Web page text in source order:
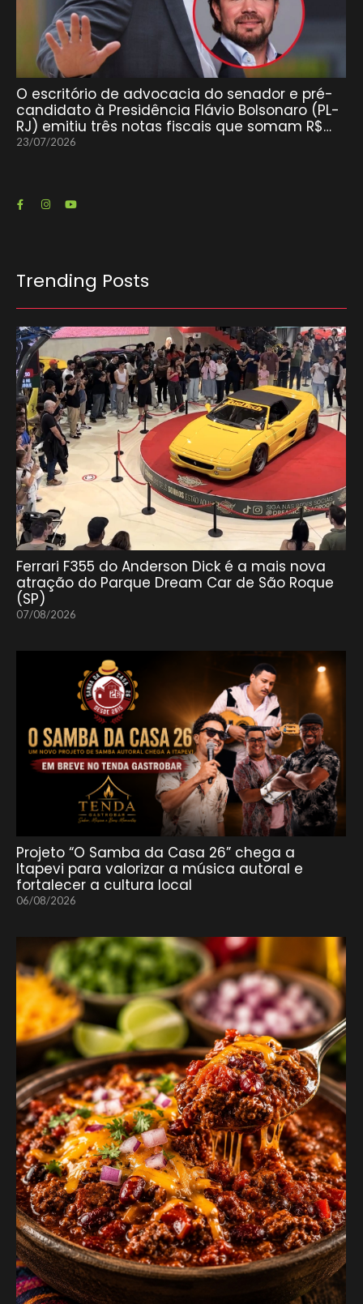
O escritório de advocacia do senador e pré-
candidato à Presidência Flávio Bolsonaro (PL-
RJ) emitiu três notas fiscais que somam R$…
23/07/2026
Trending Posts
Ferrari F355 do Anderson Dick é a mais nova
atração do Parque Dream Car de São Roque
(SP)
07/08/2026
Projeto “O Samba da Casa 26” chega a
Itapevi para valorizar a música autoral e
fortalecer a cultura local
06/08/2026